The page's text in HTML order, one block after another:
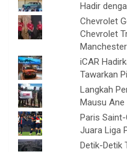
Hadir
Chevrolet
Chevrolet
iCAR
Tawarkan
Langkah
Mausu Ane
Paris
Juara Liga
Detik-Detik